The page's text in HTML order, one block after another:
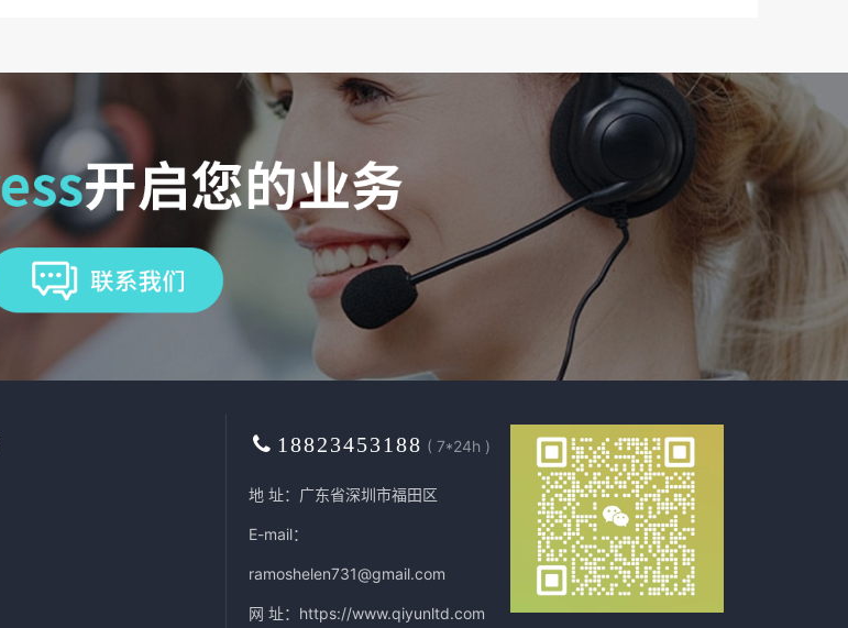
18823453188 ( 7*24h )
地 址：广东省深圳市福田区
E-mail：
ramoshelen731@gmail.com
网 址： https://www.qiyunltd.com